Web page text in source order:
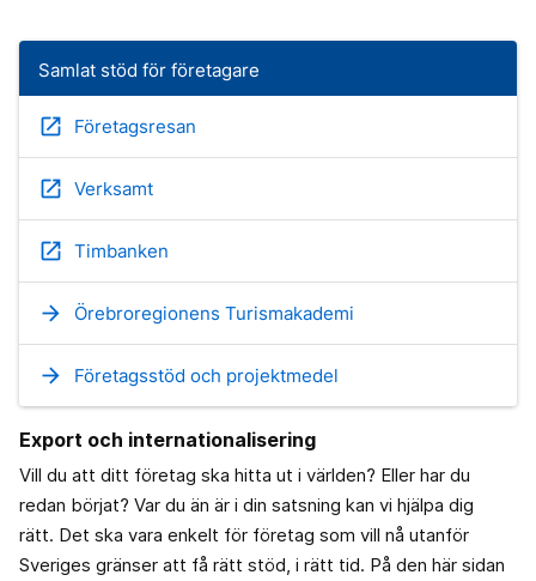
Samlat stöd för företagare
open_in_new Företagsresan
open_in_new Verksamt
open_in_new Timbanken
arrow_forward Örebroregionens Turismakademi
arrow_forward Företagsstöd och projektmedel
Export och internationalisering
Vill du att ditt företag ska hitta ut i världen? Eller har du
redan börjat? Var du än är i din satsning kan vi hjälpa dig
rätt. Det ska vara enkelt för företag som vill nå utanför
Sveriges gränser att få rätt stöd, i rätt tid. På den här sidan